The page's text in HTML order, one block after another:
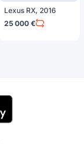
Lexus RX, 2016
25 000 €